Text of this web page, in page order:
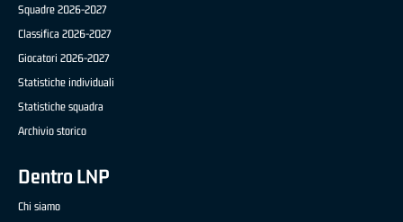
Squadre 2026-2027
Classifica 2026-2027
Giocatori 2026-2027
Statistiche individuali
Statistiche squadra
Archivio storico
Dentro LNP
Chi siamo